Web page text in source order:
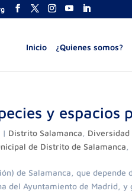
Inicio ¿Quienes somos?
y espacios
| Distrito Salamanca
de Distrito de Salamanca
de Salamanca, que
del Ayuntamiento de Madrid,